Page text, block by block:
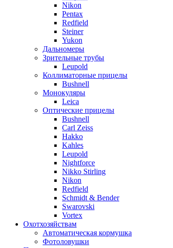
Nikon
Pentax
Redfield
Steiner
Yukon
Дальномеры
Зрительные трубы
Leupold
Коллиматорные прицелы
Bushnell
Монокуляры
Leica
Оптические прицелы
Bushnell
Carl Zeiss
Hakko
Kahles
Leupold
Nightforce
Nikko Stirling
Nikon
Redfield
Schmidt & Bender
Swarovski
Vortex
Охотхозяйствам
Автоматическая кормушка
Фотоловушки